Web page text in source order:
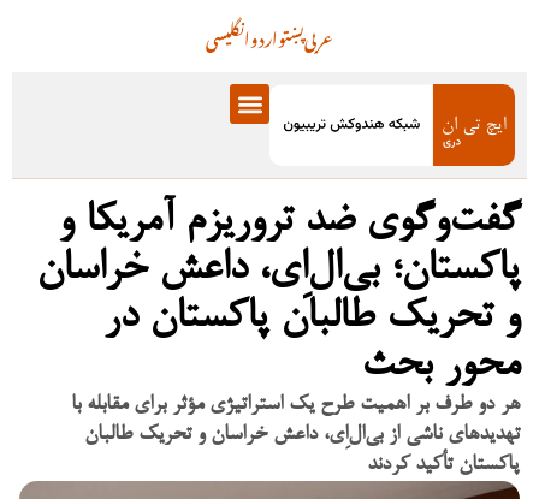
انگلیسیاردوپښتوعربی
گفت‌وگوی ضد تروریزم آمریکا و
پاکستان؛ بی‌ال‌اِی، داعش خراسان
و تحریک طالبان پاکستان در
محور بحث
هر دو طرف بر اهمیت طرح یک استراتیژی مؤثر برای مقابله با
تهدیدهای ناشی از بی‌ال‌اِی، داعش خراسان و تحریک طالبان
پاکستان تأکید کردند